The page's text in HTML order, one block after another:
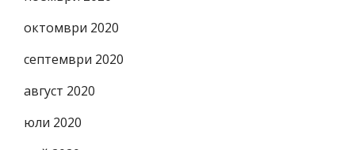
октомври 2020
септември 2020
август 2020
юли 2020